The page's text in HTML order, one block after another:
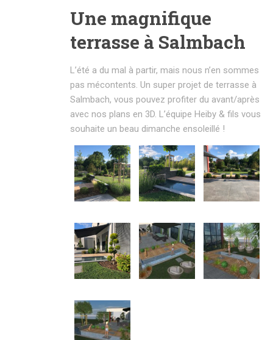
Une magnifique
terrasse à Salmbach
L’été a du mal à partir, mais nous n’en sommes
pas mécontents. Un super projet de terrasse à
Salmbach, vous pouvez profiter du avant/après
avec nos plans en 3D. L’équipe Heiby & fils vous
souhaite un beau dimanche ensoleillé !